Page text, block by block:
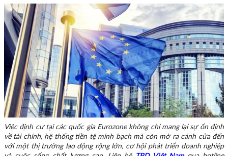
Việc định cư tại các quốc gia Eurozone không chỉ mang lại sự ổn định
về tài chính, hệ thống tiền tệ minh bạch mà còn mở ra cánh cửa đến
với một thị trường lao động rộng lớn, cơ hội phát triển doanh nghiệp